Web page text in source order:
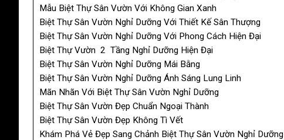
Mẫu Biệt Thự Sân Vườn Với Không Gian Xanh
Biệt Thự Sân Vườn Nghỉ Dưỡng Với Thiết Kế Sân Thượng
Biệt Thự Sân Vườn Nghỉ Dưỡng Với Phong Cách Hiện Đại
Biệt Thự Vườn 2 Tầng Nghỉ Dưỡng Hiện Đại
Biệt Thự Sân Vườn Nghỉ Dưỡng Mái Bằng
Biệt Thự Sân Vườn Nghỉ Dưỡng Ánh Sáng Lung Linh
Mãn Nhãn Với Biệt Thự Sân Vườn Nghỉ Dưỡng
Biệt Thự Sân Vườn Đẹp Chuẩn Ngoại Thành
Biệt Thự Sân Vườn Đẹp Không Tì Vết
Khám Phá Vẻ Đẹp Sang Chảnh Biệt Thự Sân Vườn Nghỉ Dưỡng